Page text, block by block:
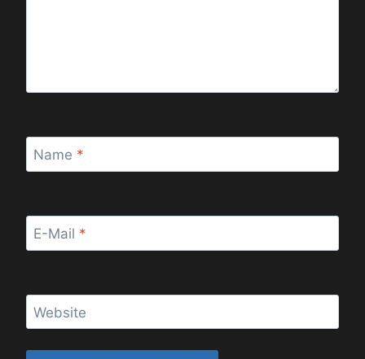
Name *
E-Mail *
Website